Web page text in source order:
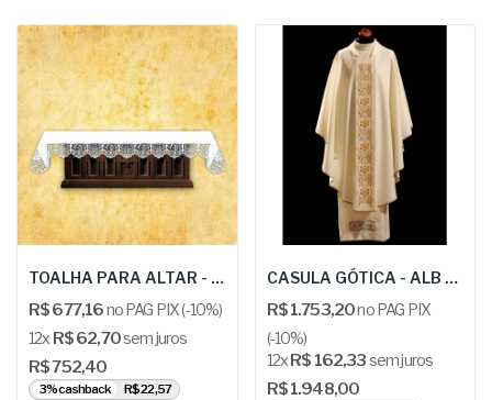
TOALHA PARA ALTAR - URB: “Tajemnica Eucharystii”
R$ 677,16no PAG PIX (-10%)
12x R$ 62,70sem juros
R$ 752,40
3% cashback R$ 22,57
CASULA GÓTICA - ALB 1-47 C
R$ 1.753,20no PAG PIX
(-10%)
12xR$ 162,33 sem juros
R$ 1.948,00